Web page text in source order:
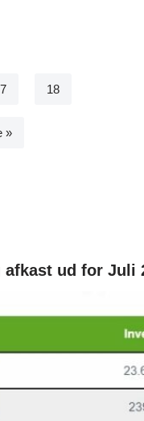
18
»
ud for Juli